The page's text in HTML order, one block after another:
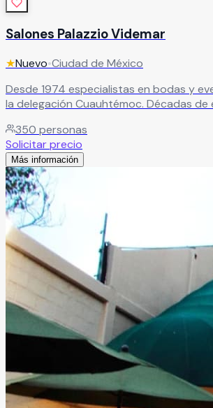
Salones Palazzio Videmar
★Nuevo•Ciudad de México
Desde 1974 especialistas en bodas y
la delegación Cuauhtémoc. Décadas de
primer nivel.Leer más
350 personas
Solicitar precio
Más información